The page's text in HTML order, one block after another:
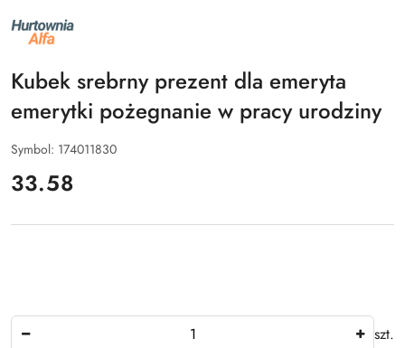
NAZWA
PRODUCENTA:
ALFA
Kubek srebrny prezent dla emeryta
emerytki pożegnanie w pracy urodziny
Symbol: 174011830
cena:
33.58
szt.